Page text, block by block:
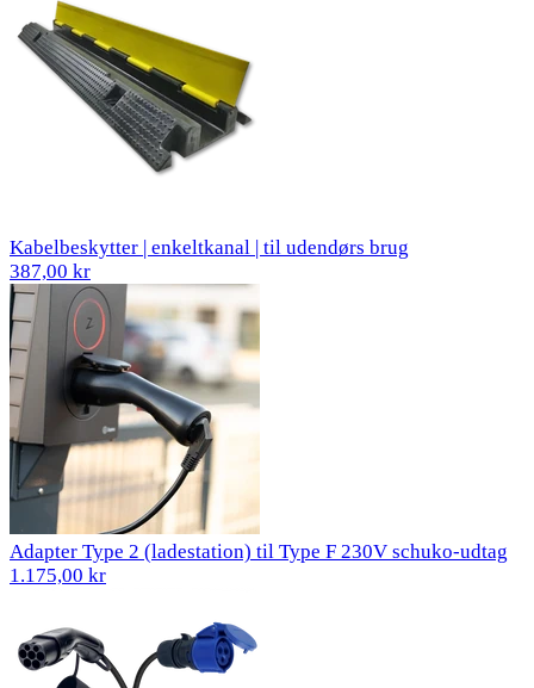
Kabelbeskytter | enkeltkanal | til udendørs brug
387,00 kr
Adapter Type 2 (ladestation) til Type F 230V schuko-udtag
1.175,00 kr